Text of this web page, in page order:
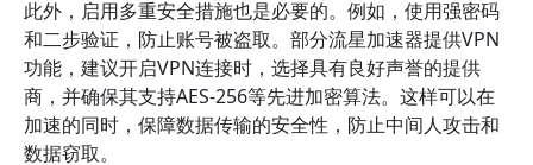
此外，启用多重安全措施也是必要的。例如，使用强密码
和二步验证，防止账号被盗取。部分流星加速器提供VPN
功能，建议开启VPN连接时，选择具有良好声誉的提供
商，并确保其支持AES-256等先进加密算法。这样可以在
加速的同时，保障数据传输的安全性，防止中间人攻击和
数据窃取。